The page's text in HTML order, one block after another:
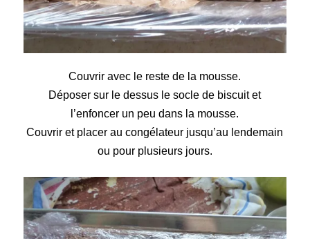
Couvrir avec le reste de la mousse.
Déposer sur le dessus le socle de biscuit et
l’enfoncer un peu dans la mousse.
Couvrir et placer au congélateur jusqu’au lendemain
ou pour plusieurs jours.